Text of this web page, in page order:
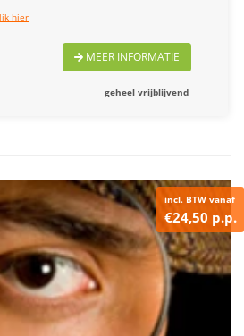
hier
MEER INFORMATIE
geheel vrijblijvend
incl. BTW vanaf
€24,50 p.p.